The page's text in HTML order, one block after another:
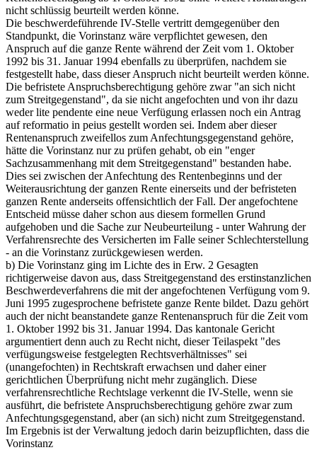
nicht schlüssig beurteilt werden könne.
Die beschwerdeführende IV-Stelle vertritt demgegenüber den
Standpunkt, die Vorinstanz wäre verpflichtet gewesen, den
Anspruch auf die ganze Rente während der Zeit vom 1. Oktober
1992 bis 31. Januar 1994 ebenfalls zu überprüfen, nachdem sie
festgestellt habe, dass dieser Anspruch nicht beurteilt werden könne.
Die befristete Anspruchsberechtigung gehöre zwar "an sich nicht
zum Streitgegenstand", da sie nicht angefochten und von ihr dazu
weder lite pendente eine neue Verfügung erlassen noch ein Antrag
auf reformatio in peius gestellt worden sei. Indem aber dieser
Rentenanspruch zweifellos zum Anfechtungsgegenstand gehöre,
hätte die Vorinstanz nur zu prüfen gehabt, ob ein "enger
Sachzusammenhang mit dem Streitgegenstand" bestanden habe.
Dies sei zwischen der Anfechtung des Rentenbeginns und der
Weiterausrichtung der ganzen Rente einerseits und der befristeten
ganzen Rente anderseits offensichtlich der Fall. Der angefochtene
Entscheid müsse daher schon aus diesem formellen Grund
aufgehoben und die Sache zur Neubeurteilung - unter Wahrung der
Verfahrensrechte des Versicherten im Falle seiner Schlechterstellung
- an die Vorinstanz zurückgewiesen werden.
b) Die Vorinstanz ging im Lichte des in Erw. 2 Gesagten
richtigerweise davon aus, dass Streitgegenstand des erstinstanzlichen
Beschwerdeverfahrens die mit der angefochtenen Verfügung vom 9.
Juni 1995 zugesprochene befristete ganze Rente bildet. Dazu gehört
auch der nicht beanstandete ganze Rentenanspruch für die Zeit vom
1. Oktober 1992 bis 31. Januar 1994. Das kantonale Gericht
argumentiert denn auch zu Recht nicht, dieser Teilaspekt "des
verfügungsweise festgelegten Rechtsverhältnisses" sei
(unangefochten) in Rechtskraft erwachsen und daher einer
gerichtlichen Überprüfung nicht mehr zugänglich. Diese
verfahrensrechtliche Rechtslage verkennt die IV-Stelle, wenn sie
ausführt, die befristete Anspruchsberechtigung gehöre zwar zum
Anfechtungsgegenstand, aber (an sich) nicht zum Streitgegenstand.
Im Ergebnis ist der Verwaltung jedoch darin beizupflichten, dass die
Vorinstanz